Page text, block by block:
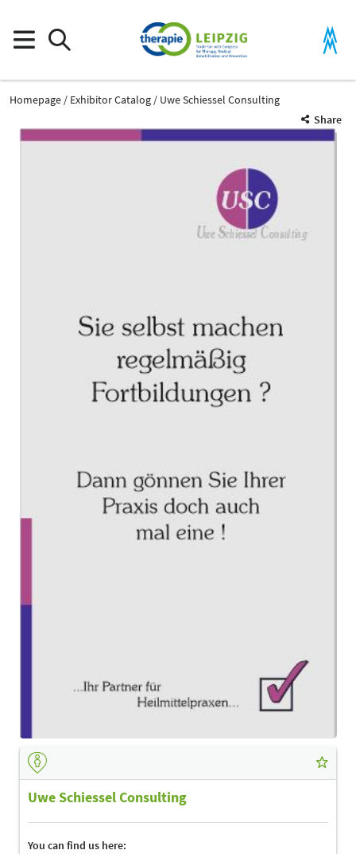
Homepage Exhibitor Catalog
Uwe Schiessel Consulting
Share
Uwe Schiessel Consulting
You can find us here: